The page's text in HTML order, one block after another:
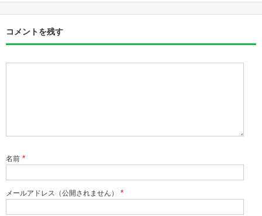
コメントを残す
名前 *
メールアドレス（公開されません） *